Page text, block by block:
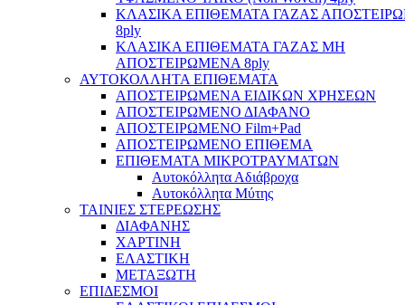
ΚΛΑΣΙΚΑ ΕΠΙΘΕΜΑΤΑ ΓΑΖΑΣ
8ply
ΚΛΑΣΙΚΑ ΕΠΙΘΕΜΑΤΑ ΓΑΖΑΣ ΜΗ
ΑΠΟΣΤΕΙΡΩΜΕΝΑ 8ply
ΑΥΤΟΚΟΛΛΗΤΑ ΕΠΙΘΕΜΑΤΑ
ΑΠΟΣΤΕΙΡΩΜΕΝΑ ΕΙΔΙΚΩΝ ΧΡΗΣΕΩΝ
ΑΠΟΣΤΕΙΡΩΜΕΝΟ ΔΙΑΦΑΝΟ
ΑΠΟΣΤΕΙΡΩΜΕΝΟ Film+Pad
ΑΠΟΣΤΕΙΡΩΜΕΝΟ ΕΠΙΘΕΜΑ
ΕΠΙΘΕΜΑΤΑ ΜΙΚΡΟΤΡΑΥΜΑΤΩΝ
Αυτοκόλλητα Αδιάβροχα
Αυτοκόλλητα Μύτης
ΤΑΙΝΙΕΣ ΣΤΕΡΕΩΣΗΣ
ΔΙΑΦΑΝΗΣ
ΧΑΡΤΙΝΗ
ΕΛΑΣΤΙΚΗ
ΜΕΤΑΞΩΤΗ
ΕΠΙΔΕΣΜΟΙ